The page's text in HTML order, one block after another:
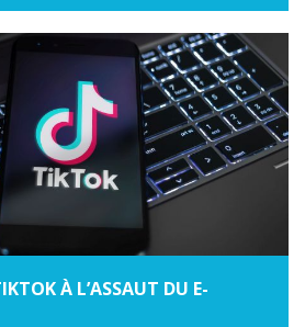
À L’ASSAUT DU E-